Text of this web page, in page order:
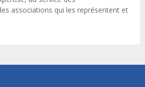
associations qui les représentent et